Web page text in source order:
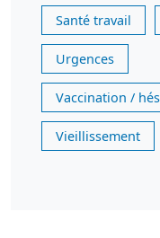
Santé travail
Urgences
Vaccination /
Vieillissement